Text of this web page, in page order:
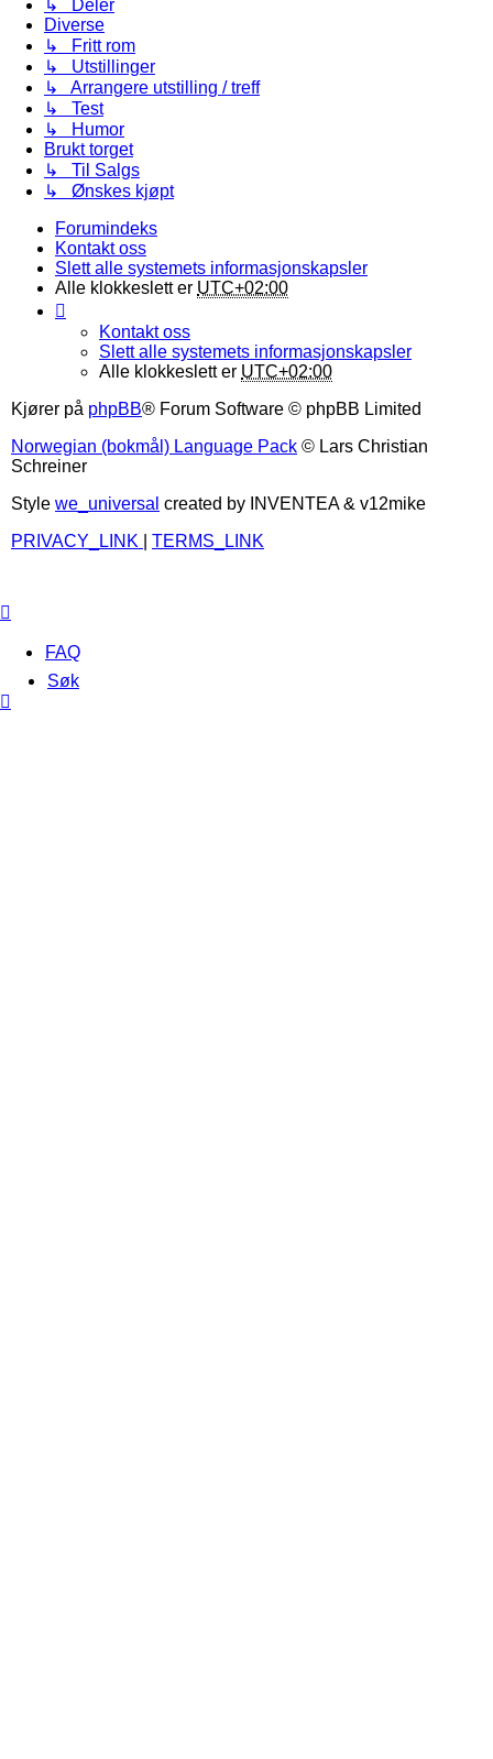
FAQ
Søk
↳ Deler
Diverse
↳ Fritt rom
↳ Utstillinger
↳ Arrangere utstilling / treff
↳ Test
↳ Humor
Brukt torget
↳ Til Salgs
↳ Ønskes kjøpt
Forumindeks
Kontakt oss
Slett alle systemets informasjonskapsler
Alle klokkeslett er UTC+02:00
Kontakt oss
Slett alle systemets informasjonskapsler
Alle klokkeslett er UTC+02:00
Kjører på phpBB® Forum Software © phpBB Limited
Norwegian (bokmål) Language Pack © Lars Christian
Schreiner
Style we_universal created by INVENTEA & v12mike
PRIVACY_LINK
TERMS_LINK